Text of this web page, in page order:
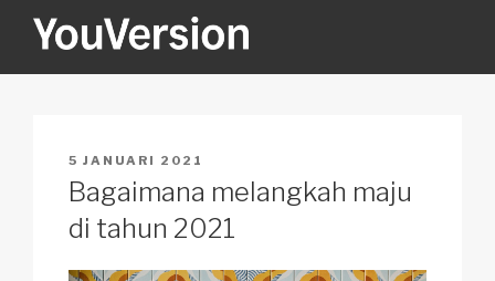
YOUVERSION
POSTED
ON
5 JANUARI 2021
Bagaimana melangkah maju
di tahun 2021